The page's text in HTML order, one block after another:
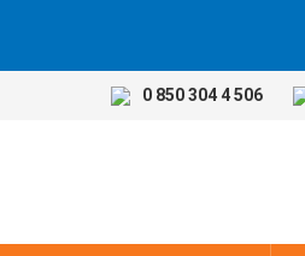
0 850 304 4 506